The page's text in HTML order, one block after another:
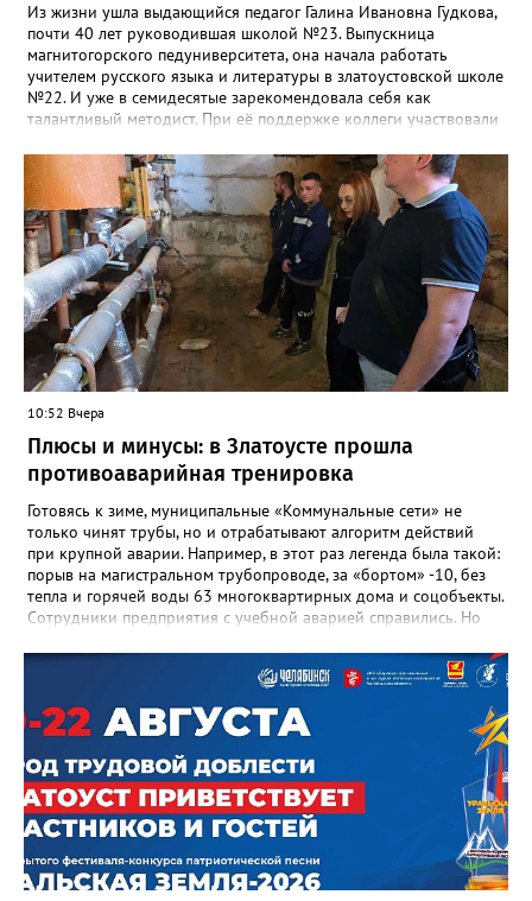
Из жизни ушла выдающийся педагог Галина Ивановна Гудкова,
почти 40 лет руководившая школой №23. Выпускница
магнитогорского педуниверситета, она начала работать
учителем русского языка и литературы в златоустовской школе
№22. И уже в семидесятые зарекомендовала себя как
талантливый методист. При её поддержке коллеги участвовали
«Благодаря её мудрому руководству в школе сформировался
сильный педагогический коллектив, объединённый общими
ценностями и любовью к своему делу. Для многих Галина
Ивановна навсегда останется не только талантливым
руководителем, но и настоящим Учителем с большой буквы», -
говорится в сообществе школы №23 во ВКонтакте. Свои
соболезнования семье Галины Ивановны выразил глава
Златоуста Олег Решетников. «Её вклад зафиксирован в
важнейших документах школы, но главное - он остался в
людях: в тех учителях, которых она поддержала, в тех
учениках, которых она вдохновила. Заслуженный учитель РФ,
«Отличник народного просвещения», обладатель медали «За
доблестный труд», Галина Ивановна оставила не только
награды и документы, но и работающий, живой механизм
школы, который продолжает жить её принципами», - говорится
в некрологе.
10:52 Вчера
Плюсы и минусы: в Златоусте прошла
противоаварийная тренировка
Готовясь к зиме, муниципальные «Коммунальные сети» не
только чинят трубы, но и отрабатывают алгоритм действий
при крупной аварии. Например, в этот раз легенда была такой:
порыв на магистральном трубопроводе, за «бортом» -10, без
тепла и горячей воды 63 многоквартирных дома и соцобъекты.
Сотрудники предприятия с учебной аварией справились. Но
отметили и недочёты. «Например, управляющие компании
несвоевременно приняли меры для предотвращения
“перемерзания” общей домовой тепловой сети
многоквартирного дома, отсутствовало взаимодействие с
ресурсоснабжающей организацией, ЕДДС и иными службами»,
— сообщила начальник Главного управления ГЖИ Ирина
Настенко. В следующий раз, рекомендовали в
Госжилинспекции, службы должны действовать слаженно. И
оперативно делиться информацией со всеми
заинтересованными – от поставщика тепла до конечных
потребителей.